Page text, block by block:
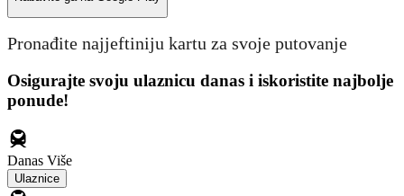
Pronađite najjeftiniju kartu za svoje putovanje
Osigurajte svoju ulaznicu danas i iskoristite najbolje
ponude!
Danas Više
Ulaznice